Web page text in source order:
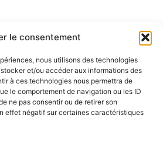
le consentement
nous utilisons des technologies
et/ou accéder aux informations des
à ces technologies nous permettra de
le comportement de navigation ou les ID
ne pas consentir ou de retirer son
effet négatif sur certaines caractéristiques
2020 À 22h21
le plaisir du choix et des
qui s engouffrent sur la voie
pour le pratiquant……merci pour cet